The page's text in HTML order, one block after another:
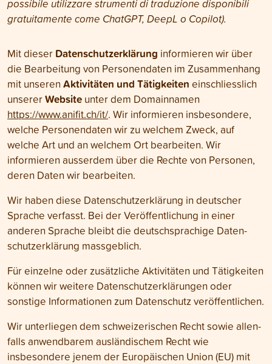
possibile utilizzare strumenti di traduzione disponibili
gratuitamente come ChatGPT, DeepL o Copilot).
Mit dieser Daten­schutz­erklärung informieren wir über
die Bearbeitung von Personen­daten im Zusammenhang
mit unseren Aktivitäten und Tätigkeiten einschliesslich
unsererWebsite unter dem Domain­namen
https://www.anifit.ch/it/. Wir informieren insbesondere,
welche Personendaten wir zu welchem Zweck, auf
welche Art und an welchem Ort bearbeiten. Wir
informieren ausserdem über die Rechte von Personen,
deren Daten wir bearbeiten.
Wir haben diese Daten­schutz­erklärung in deutscher
Sprache verfasst. Bei der Veröffentlichung in einer
anderen Sprache bleibt die deutschsprachige Daten­
schutz­erklärung massgeblich.
Für einzelne oder zusätzliche Aktivitäten und Tätigkeiten
können wir weitere Daten­schutzer­klärungen oder
sonstige Informationen zum Daten­schutz veröffentlichen.
Wir unterliegen dem schweizerischen Recht sowie allen­
falls anwendbarem auslän­dischem Recht wie
insbesondere jenem der Euro­päischen Union (EU) mit